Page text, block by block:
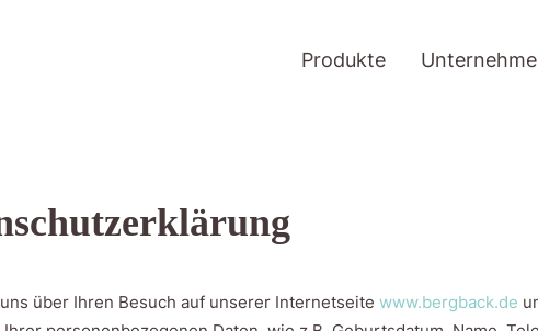
Produkte
über Ihren Besuch auf unserer Internetseite www.bergback.de